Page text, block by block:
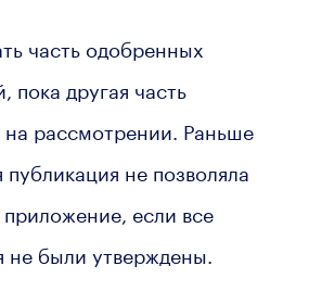
часть одобренных
пока другая часть
на рассмотрении. Раньше
не позволяла
приложение, если все
не были утверждены.